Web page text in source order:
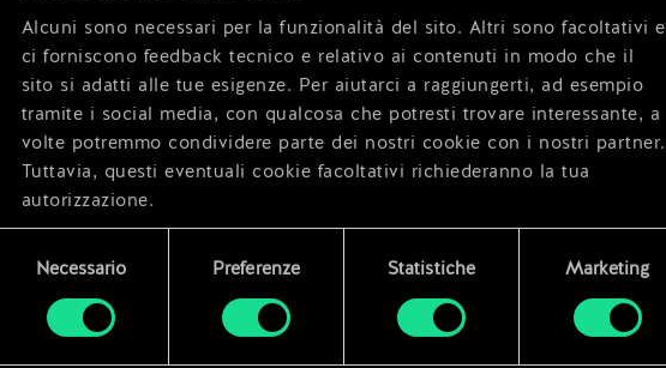
Alcuni sono necessari per la funzionalità del sito. Altri sono facoltativi e
ci forniscono feedback tecnico e relativo ai contenuti in modo che il
sito si adatti alle tue esigenze. Per aiutarci a raggiungerti, ad esempio
tramite i social media, con qualcosa che potresti trovare interessante, a
volte potremmo condividere parte dei nostri cookie con i nostri partner.
Tuttavia, questi eventuali cookie facoltativi richiederanno la tua
autorizzazione.
Tutti i dettagli su come utilizziamo i cookie e su come impostare le tue
consenso
Necessario Preferenze Statistiche Marketing